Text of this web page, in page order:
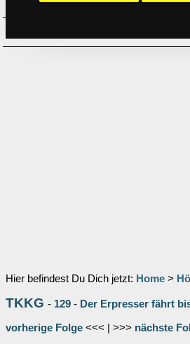
Hier befindest Du Dich jetzt: Home >
TKKG - 129 - Der Erpresser fährt
vorherige Folge <<< | >>> nächste